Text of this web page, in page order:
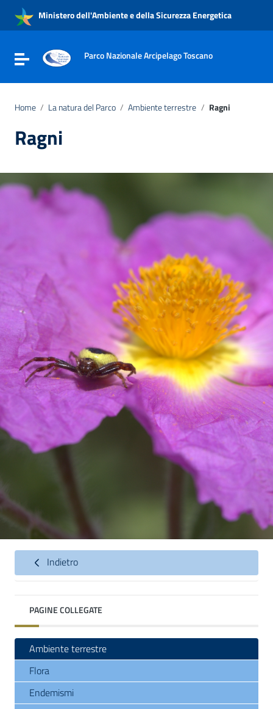
Vai al menu di navigazione
Vai al footer
Ministero dell'Ambiente e della Sicurezza Energetica
Attiva / disattiva la navigazione
Parco Nazionale Arcipelago Toscano
Home / La natura del Parco / Ambiente terrestre / Ragni
Ragni
Indietro
PAGINE COLLEGATE
Ambiente terrestre
Flora
Endemismi